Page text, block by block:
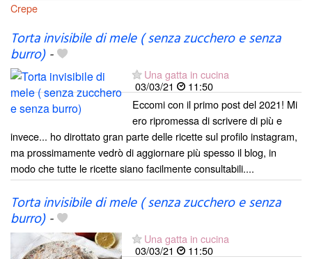
Crepe
Torta invisibile di mele ( senza zucchero e senza
burro)-
Una gatta in cucina
03/03/21
11:50
Eccomi con il primo post del 2021! Mi
ero ripromessa di scrivere di più e
invece... ho dirottato gran parte delle ricette sul profilo instagram,
ma prossimamente vedrò di aggiornare più spesso il blog, in
modo che tutte le ricette siano facilmente consultabili....
Torta invisibile di mele ( senza zucchero e senza
burro)-
Una gatta in cucina
03/03/21
11:50